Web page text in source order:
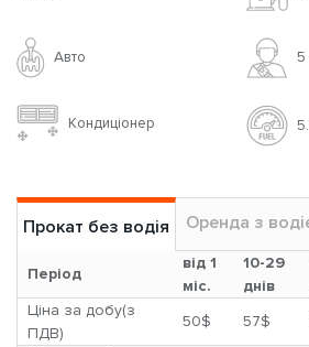
Авто 5
Кондиціонер
Прокат без водія Оренда з
Період
від 1
міс.
10-29
днів
Ціна за добу(з
ПДВ)
50$ 57$